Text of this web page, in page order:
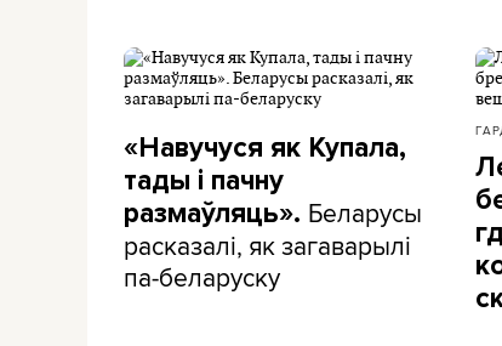
«Навучуся як Купала,
тады і пачну
размаўляць». Беларусы
расказалі, як загаварылі
па-беларуску